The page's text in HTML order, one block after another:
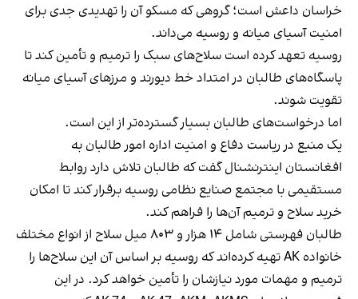
خراسان داعش است؛ گروهی که مسکو آن را تهدیدی جدی برای
امنیت آسیای میانه و روسیه می‌داند.
روسیه تعهد کرده است سلاح‌های سبک را ترمیم و تأمین کند تا
پاسگاه‌های طالبان در امتداد خط دیورند و مرزهای آسیای میانه
تقویت شوند.
اما درخواست‌های طالبان بسیار گسترده‌تر از این است.
یک منبع در ریاست دفاع و امنیت اداره امور طالبان به
افغانستان اینترنشنال گفت که طالبان تلاش دارد روابط
مستقیمی با مجتمع صنایع نظامی روسیه برقرار کند تا امکان
خرید سلاح و ترمیم آن‌ها را فراهم کند.
طالبان فهرستی شامل ۱۴ هزار و ۸۰۳ میل سلاح از انواع مختلف
خانواده AK تهیه کرده‌اند که روسیه بر اساس آن این سلاح‌ها را
ترمیم و مهمات مورد نیازشان را تأمین خواهد کرد. در این